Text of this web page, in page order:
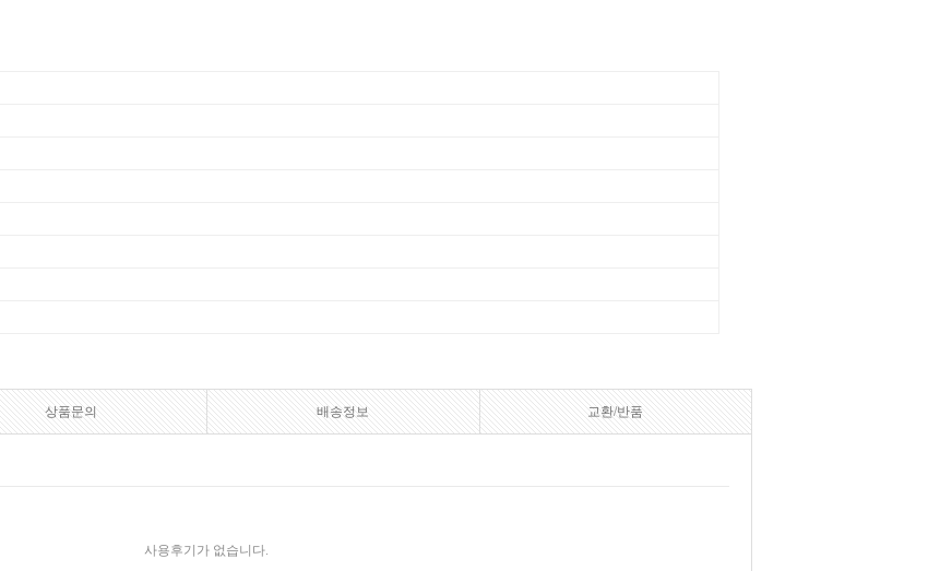
상품문의 배송정보 교환/반품
사용후기가 없습니다.